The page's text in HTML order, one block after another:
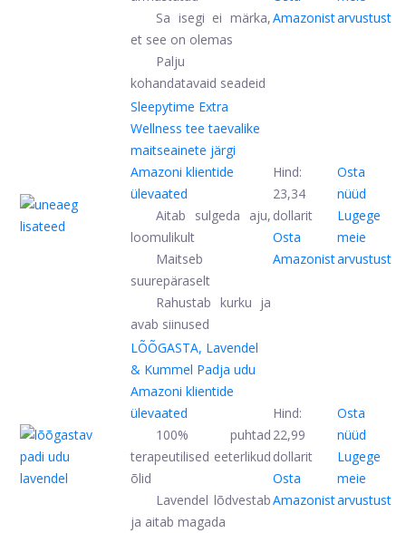
Sa isegi ei märka,
et see on olemas
Palju
kohandatavaid seadeid
Amazonistarvustust
Sleepytime Extra
Wellness tee taevalike
maitseainete järgi
Amazoni klientide
ülevaated
Aitab sulgeda aju,
loomulikult
Maitseb
suurepäraselt
Rahustab kurku ja
avab siinused
Hind:
23,34
dollarit
Osta
Amazonist
Osta
nüüd
Lugege
meie
arvustust
LÕÕGASTA, Lavendel
& Kummel Padja udu
Amazoni klientide
ülevaated
100% puhtad
terapeutilised eeterlikud
õlid
Lavendel lõdvestab
ja aitab magada
Hind:
22,99
dollarit
Osta
Amazonist
Osta
nüüd
Lugege
meie
arvustust